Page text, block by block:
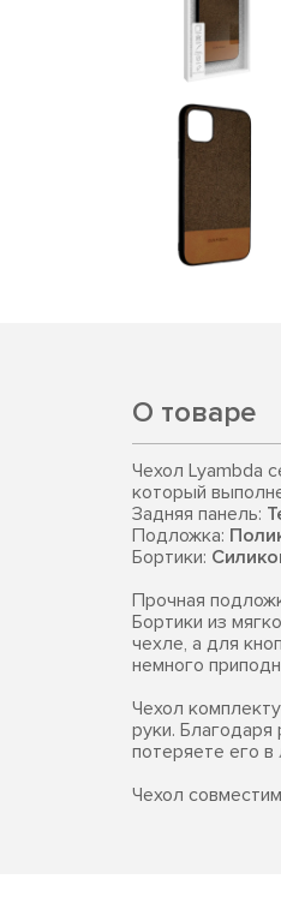
О товаре
Чехол Lyambda
который
Задняя панель:
Подложка:
Бортики:
Прочная
Бортики из
чехле, а для
немного
Чехол
руки.
потеряете его
Чехол